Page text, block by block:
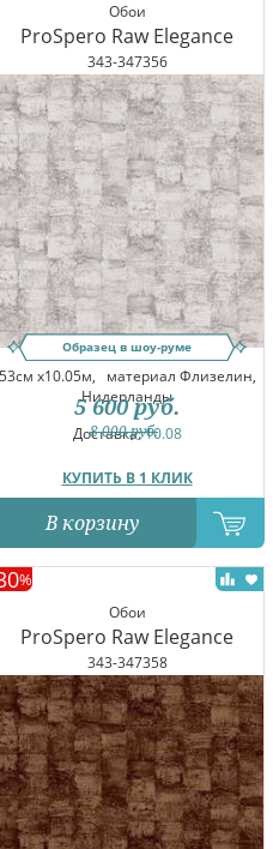
Обои
ProSpero Raw Elegance
343-347356
Образец в шоу-руме
x10.05м, материал Флизелин,
Нидерланды
Доставка:10.08
КУПИТЬ В 1 КЛИК
8 000руб.
5 600 руб.
В корзину
Обои
ProSpero Raw Elegance
343-347358
%